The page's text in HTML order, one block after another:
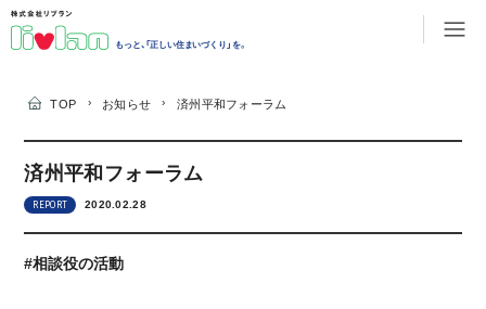
もっと、「正しい住まいづくり」を。
TOP › お知らせ › 済州平和フォーラム
済州平和フォーラム
REPORT 2020.02.28
#相談役の活動